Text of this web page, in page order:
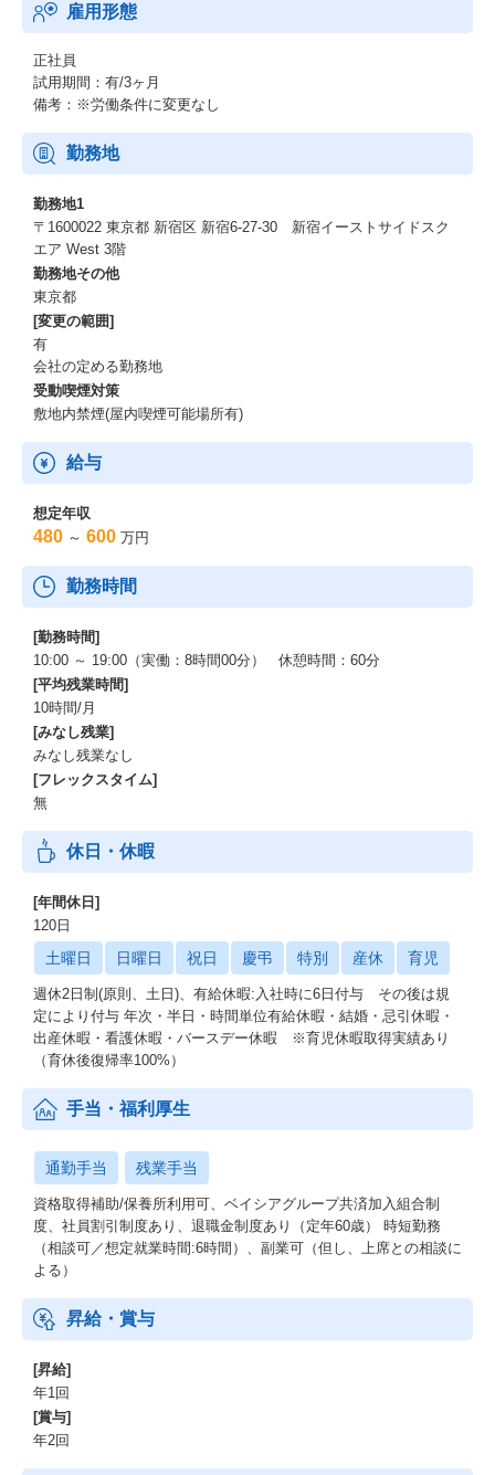
雇用形態
正社員
試用期間：有/3ヶ月
備考：※労働条件に変更なし
勤務地
勤務地1
〒1600022 東京都 新宿区 新宿6-27-30 新宿イーストサイドスク
エア West 3階
勤務地その他
東京都
[変更の範囲]
有
会社の定める勤務地
受動喫煙対策
敷地内禁煙(屋内喫煙可能場所有)
給与
想定年収
480 ～ 600 万円
勤務時間
[勤務時間]
10:00 ～ 19:00（実働：8時間00分） 休憩時間：60分
[平均残業時間]
10時間/月
[みなし残業]
みなし残業なし
[フレックスタイム]
無
休日・休暇
[年間休日]
120日
土曜日 日曜日 祝日 慶弔 特別 産休 育児
週休2日制(原則、土日)、有給休暇:入社時に6日付与 その後は規
定により付与 年次・半日・時間単位有給休暇・結婚・忌引休暇・
出産休暇・看護休暇・バースデー休暇 ※育児休暇取得実績あり
（育休後復帰率100%）
手当・福利厚生
通勤手当 残業手当
資格取得補助/保養所利用可、ベイシアグループ共済加入組合制
度、社員割引制度あり、退職金制度あり（定年60歳） 時短勤務
（相談可／想定就業時間:6時間）、副業可（但し、上席との相談に
よる）
昇給・賞与
[昇給]
年1回
[賞与]
年2回